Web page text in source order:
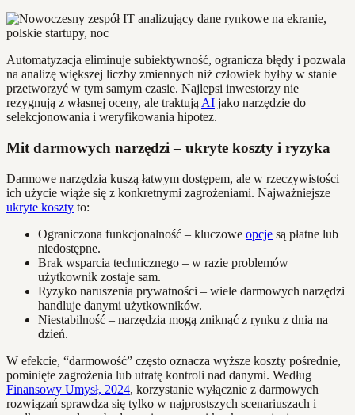
Automatyzacja eliminuje subiektywność, ogranicza błędy i pozwala
na analizę większej liczby zmiennych niż człowiek byłby w stanie
przetworzyć w tym samym czasie. Najlepsi inwestorzy nie
rezygnują z własnej oceny, ale traktują AI jako narzędzie do
selekcjonowania i weryfikowania hipotez.
Mit darmowych narzędzi – ukryte koszty i ryzyka
Darmowe narzędzia kuszą łatwym dostępem, ale w rzeczywistości
ich użycie wiąże się z konkretnymi zagrożeniami. Najważniejsze
ukryte koszty to:
Ograniczona funkcjonalność – kluczowe opcje są płatne lub
niedostępne.
Brak wsparcia technicznego – w razie problemów
użytkownik zostaje sam.
Ryzyko naruszenia prywatności – wiele darmowych narzędzi
handluje danymi użytkowników.
Niestabilność – narzędzia mogą zniknąć z rynku z dnia na
dzień.
W efekcie, “darmowość” często oznacza wyższe koszty pośrednie,
pominięte zagrożenia lub utratę kontroli nad danymi. Według
Finansowy Umysł, 2024, korzystanie wyłącznie z darmowych
rozwiązań sprawdza się tylko w najprostszych scenariuszach i